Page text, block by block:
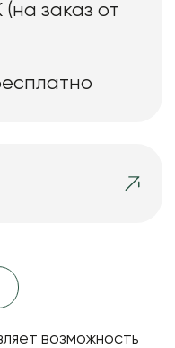
заказ от
возможность